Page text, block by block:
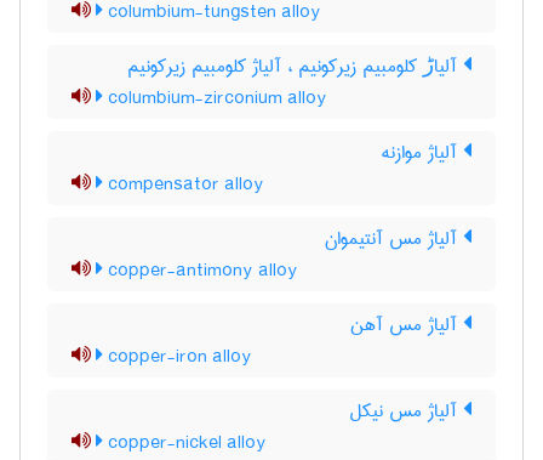
columbium-tungsten alloy
آلیاڑ کلومبیم زیرکونیم ، آلیاژ کلومبیم زیرکونیم
columbium-zirconium alloy
آلیاژ موازنه
compensator alloy
آلیاژ مس آنتیموان
copper-antimony alloy
آلیاژ مس آهن
copper-iron alloy
آلیاژ مس نیکل
copper-nickel alloy